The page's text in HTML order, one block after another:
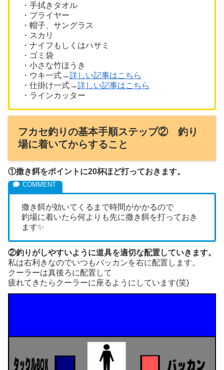
・手拭きタオル
・プライヤー
・帽子、サングラス
・スカリ
・ナイフもしくはハサミ
・ゴミ袋
・小さな竹ほうき
・ウキ一式→詳しい記事はこちら
・仕掛け一式→詳しい記事はこちら
・ラインカッター
フカセ釣りの基本手順ステップ② 釣り
場に着いてからすること
①撒き餌をポイントに20杯ほど打っておきます。
撒き餌が効いてくるまで時間がかかるので
釣場に着いたら何よりも先に撒き餌を打っておき
ます✨
②釣りがしやすいように道具を適切な配置していきます。
私は右利きなのでいつもバッカンを右に配置します。
クーラーは真後ろに配置して
疲れてきたらクーラーに座るようにしています(笑)